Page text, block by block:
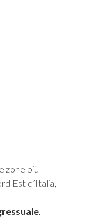
zone più
Est d’Italia,
.